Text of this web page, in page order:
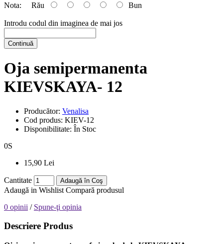
Nota: Rău Bun
Introdu codul din imaginea de mai jos
Continuă
Oja semipermanenta
KIEVSKAYA- 12
Producător: Venalisa
Cod produs: KIEV-12
Disponibilitate: În Stoc
0S
15,90 Lei
Cantitate Adaugă în Coş
Adaugă in Wishlist Compară produsul
0 opinii / Spune-ţi opinia
Descriere Produs